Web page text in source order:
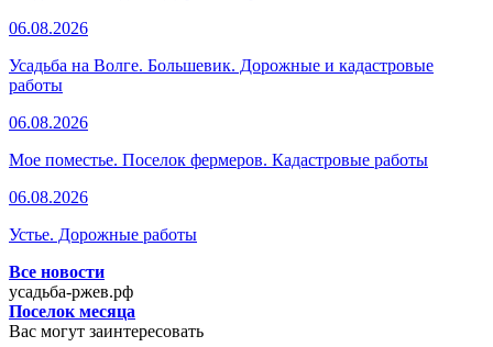
06.08.2026
Усадьба на Волге. Большевик. Дорожные и кадастровые
работы
06.08.2026
Мое поместье. Поселок фермеров. Кадастровые работы
06.08.2026
Устье. Дорожные работы
Все новости
усадьба-ржев.рф
Поселок месяца
Вас могут заинтересовать